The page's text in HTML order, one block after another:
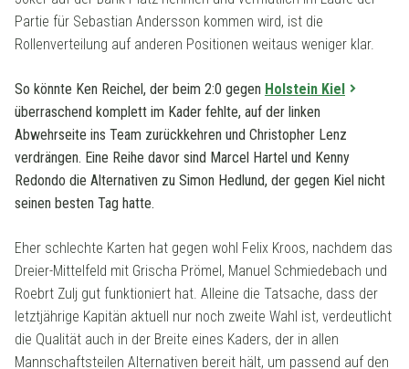
Partie für Sebastian Andersson kommen wird, ist die
Rollenverteilung auf anderen Positionen weitaus weniger klar.
So könnte Ken Reichel, der beim 2:0 gegen Holstein Kiel
überraschend komplett im Kader fehlte, auf der linken
Abwehrseite ins Team zurückkehren und Christopher Lenz
verdrängen. Eine Reihe davor sind Marcel Hartel und Kenny
Redondo die Alternativen zu Simon Hedlund, der gegen Kiel nicht
seinen besten Tag hatte.
Eher schlechte Karten hat gegen wohl Felix Kroos, nachdem das
Dreier-Mittelfeld mit Grischa Prömel, Manuel Schmiedebach und
Roebrt Zulj gut funktioniert hat. Alleine die Tatsache, dass der
letztjährige Kapitän aktuell nur noch zweite Wahl ist, verdeutlicht
die Qualität auch in der Breite eines Kaders, der in allen
Mannschaftsteilen Alternativen bereit hält, um passend auf den